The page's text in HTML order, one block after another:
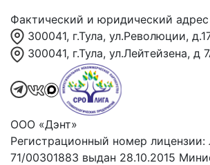
Фактический и юридический адрес
300041, г.Тула, ул.Революции,
300041, г.Тула, ул.Лейтейзена, д
ООО «Дэнт»
Регистрационный номер лицензии:
71/00301883 выдан 28.10.2015